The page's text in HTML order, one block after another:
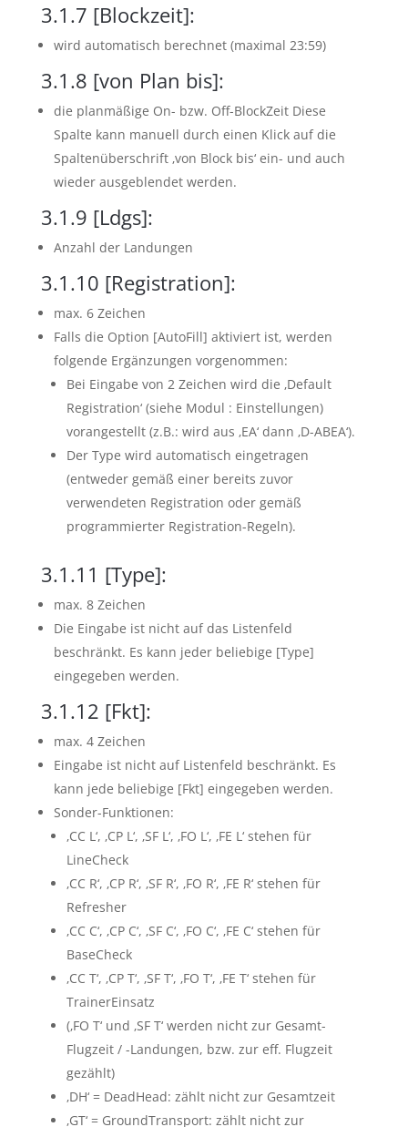
3.1.7 [Blockzeit]:
wird automatisch berechnet (maximal 23:59)
3.1.8 [von Plan bis]:
die planmäßige On- bzw. Off-BlockZeit Diese
Spalte kann manuell durch einen Klick auf die
Spaltenüberschrift ‚von Block bis‘ ein- und auch
wieder ausgeblendet werden.
3.1.9 [Ldgs]:
Anzahl der Landungen
3.1.10 [Registration]:
max. 6 Zeichen
Falls die Option [AutoFill] aktiviert ist, werden
folgende Ergänzungen vorgenommen:
Bei Eingabe von 2 Zeichen wird die ‚Default
Registration‘ (siehe Modul : Einstellungen)
vorangestellt (z.B.: wird aus ‚EA‘ dann ‚D-ABEA‘).
Der Type wird automatisch eingetragen
(entweder gemäß einer bereits zuvor
verwendeten Registration oder gemäß
programmierter Registration-Regeln).
3.1.11 [Type]:
max. 8 Zeichen
Die Eingabe ist nicht auf das Listenfeld
beschränkt. Es kann jeder beliebige [Type]
eingegeben werden.
3.1.12 [Fkt]:
max. 4 Zeichen
Eingabe ist nicht auf Listenfeld beschränkt. Es
kann jede beliebige [Fkt] eingegeben werden.
Sonder-Funktionen:
‚CC L‘, ‚CP L‘, ‚SF L‘, ‚FO L‘, ‚FE L‘ stehen für
LineCheck
‚CC R‘, ‚CP R‘, ‚SF R‘, ‚FO R‘, ‚FE R‘ stehen für
Refresher
‚CC C‘, ‚CP C‘, ‚SF C‘, ‚FO C‘, ‚FE C‘ stehen für
BaseCheck
‚CC T‘, ‚CP T‘, ‚SF T‘, ‚FO T‘, ‚FE T‘ stehen für
TrainerEinsatz
(‚FO T‘ und ‚SF T‘ werden nicht zur Gesamt-
Flugzeit / -Landungen, bzw. zur eff. Flugzeit
gezählt)
‚DH‘ = DeadHead: zählt nicht zur Gesamtzeit
‚GT‘ = GroundTransport: zählt nicht zur